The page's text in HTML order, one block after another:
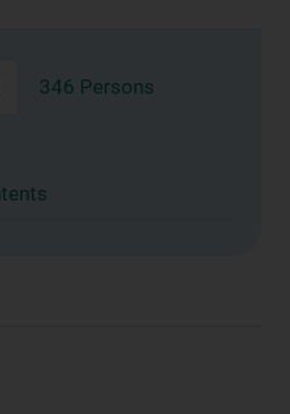
346 Persons